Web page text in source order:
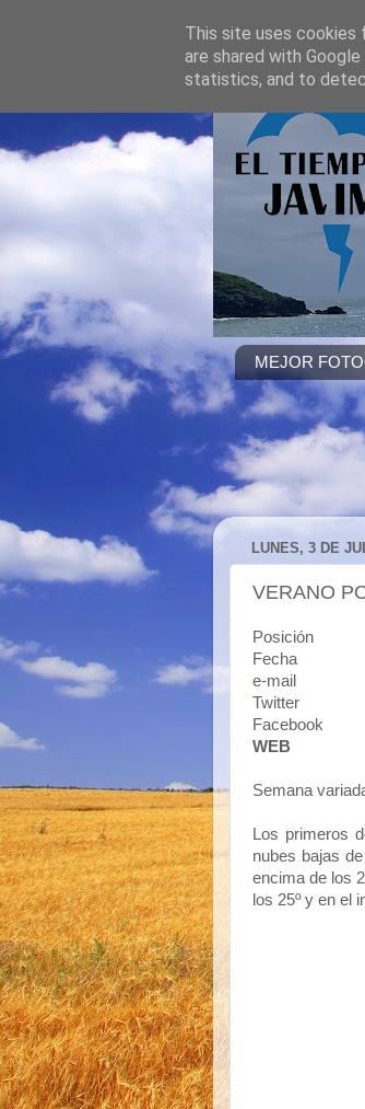
MEJOR
LUNES, 3 DE
VERANO
Posición
Fecha
e-mail
Twitter
Facebook
WEB
Semana
Los primeros
nubes bajas
encima de los
los 25º y en el
This site uses cookies
are shared with
statistics, and to